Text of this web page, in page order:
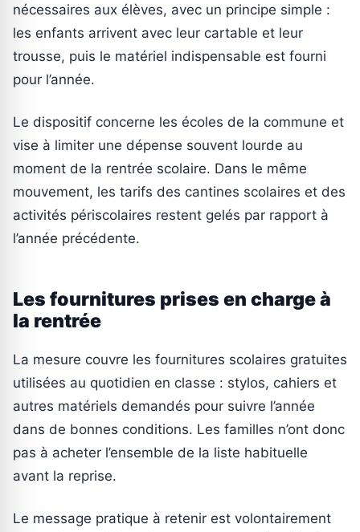
nécessaires aux élèves, avec un principe simple :
les enfants arrivent avec leur cartable et leur
trousse, puis le matériel indispensable est fourni
pour l’année.
Le dispositif concerne les écoles de la commune et
vise à limiter une dépense souvent lourde au
moment de la rentrée scolaire. Dans le même
mouvement, les tarifs des cantines scolaires et des
activités périscolaires restent gelés par rapport à
l’année précédente.
Les fournitures prises en charge à
la rentrée
La mesure couvre les fournitures scolaires gratuites
utilisées au quotidien en classe : stylos, cahiers et
autres matériels demandés pour suivre l’année
dans de bonnes conditions. Les familles n’ont donc
pas à acheter l’ensemble de la liste habituelle
avant la reprise.
Le message pratique à retenir est volontairement